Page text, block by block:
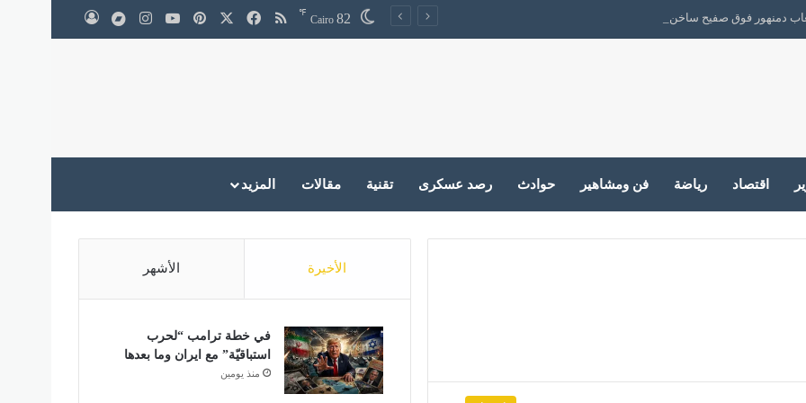
دمنهور فوق صفيح ساخن بين القدامي والجدد Cairo 82
℉ ملخص الموقع RSS
فيسبوك بينتيريست‫YouTubeانستقرامmedium
اقتصاد رياضة فن ومشاهير حوادث رصد عسكرى تقنية مقالات المزيد
الأخيرة الأشهر
في خطة ترامب “لحرب
استباقيّة” مع ايران وما بعدها
منذ يومين